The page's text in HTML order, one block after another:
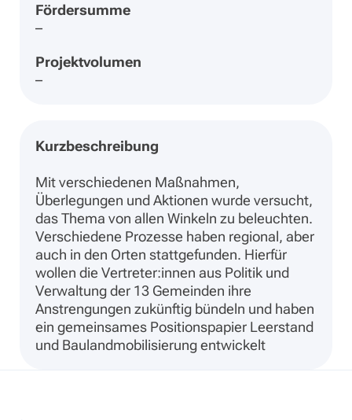
Fördersumme
–
Projektvolumen
–
Kurzbeschreibung
Mit verschiedenen Maßnahmen,
Überlegungen und Aktionen wurde versucht,
das Thema von allen Winkeln zu beleuchten.
Verschiedene Prozesse haben regional, aber
auch in den Orten stattgefunden. Hierfür
wollen die Vertreter:innen aus Politik und
Verwaltung der 13 Gemeinden ihre
Anstrengungen zukünftig bündeln und haben
ein gemeinsames Positionspapier Leerstand
und Baulandmobilisierung entwickelt